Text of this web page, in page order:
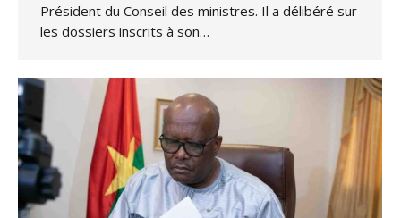
Président du Conseil des ministres. Il a délibéré sur
les dossiers inscrits à son…